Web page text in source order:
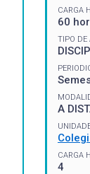
CARGA
60
TIPO DE
A
CARGA
4